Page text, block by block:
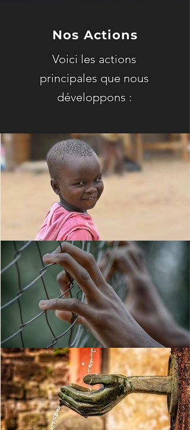
Nos Actions
Voici les actions
principales que nous
développons :